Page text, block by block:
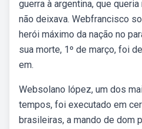
guerra à argentina, que
não deixava. Webfrancisco
herói máximo da nação no
sua morte, 1º de março, foi
em.
Websolano lópez, um dos
tempos, foi executado em
brasileiras, a mando de dom